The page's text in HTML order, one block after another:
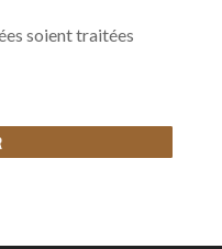
soient traitées